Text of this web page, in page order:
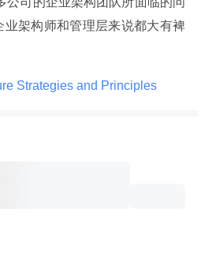
业架构师和管理层来说都大有裨
Strategies and Principles